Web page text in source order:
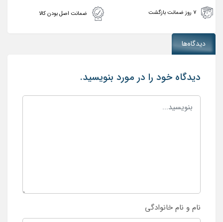
۷ روز ضمانت بازگشت ضمانت اصل بودن کالا
دیدگاه‌ها
دیدگاه خود را در مورد بنویسید.
نام و نام خانوادگی